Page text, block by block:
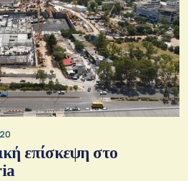
επίσκεψη στο